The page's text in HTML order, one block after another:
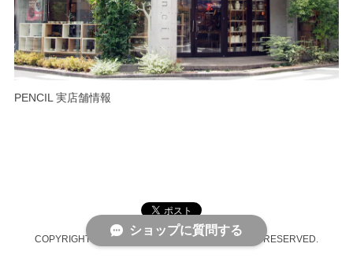
PENCIL 実店舗情報
COPYRIGHT © PENCIL ONLINE SHOP ALL RIGHTS RESERVED.
ショップに質問する